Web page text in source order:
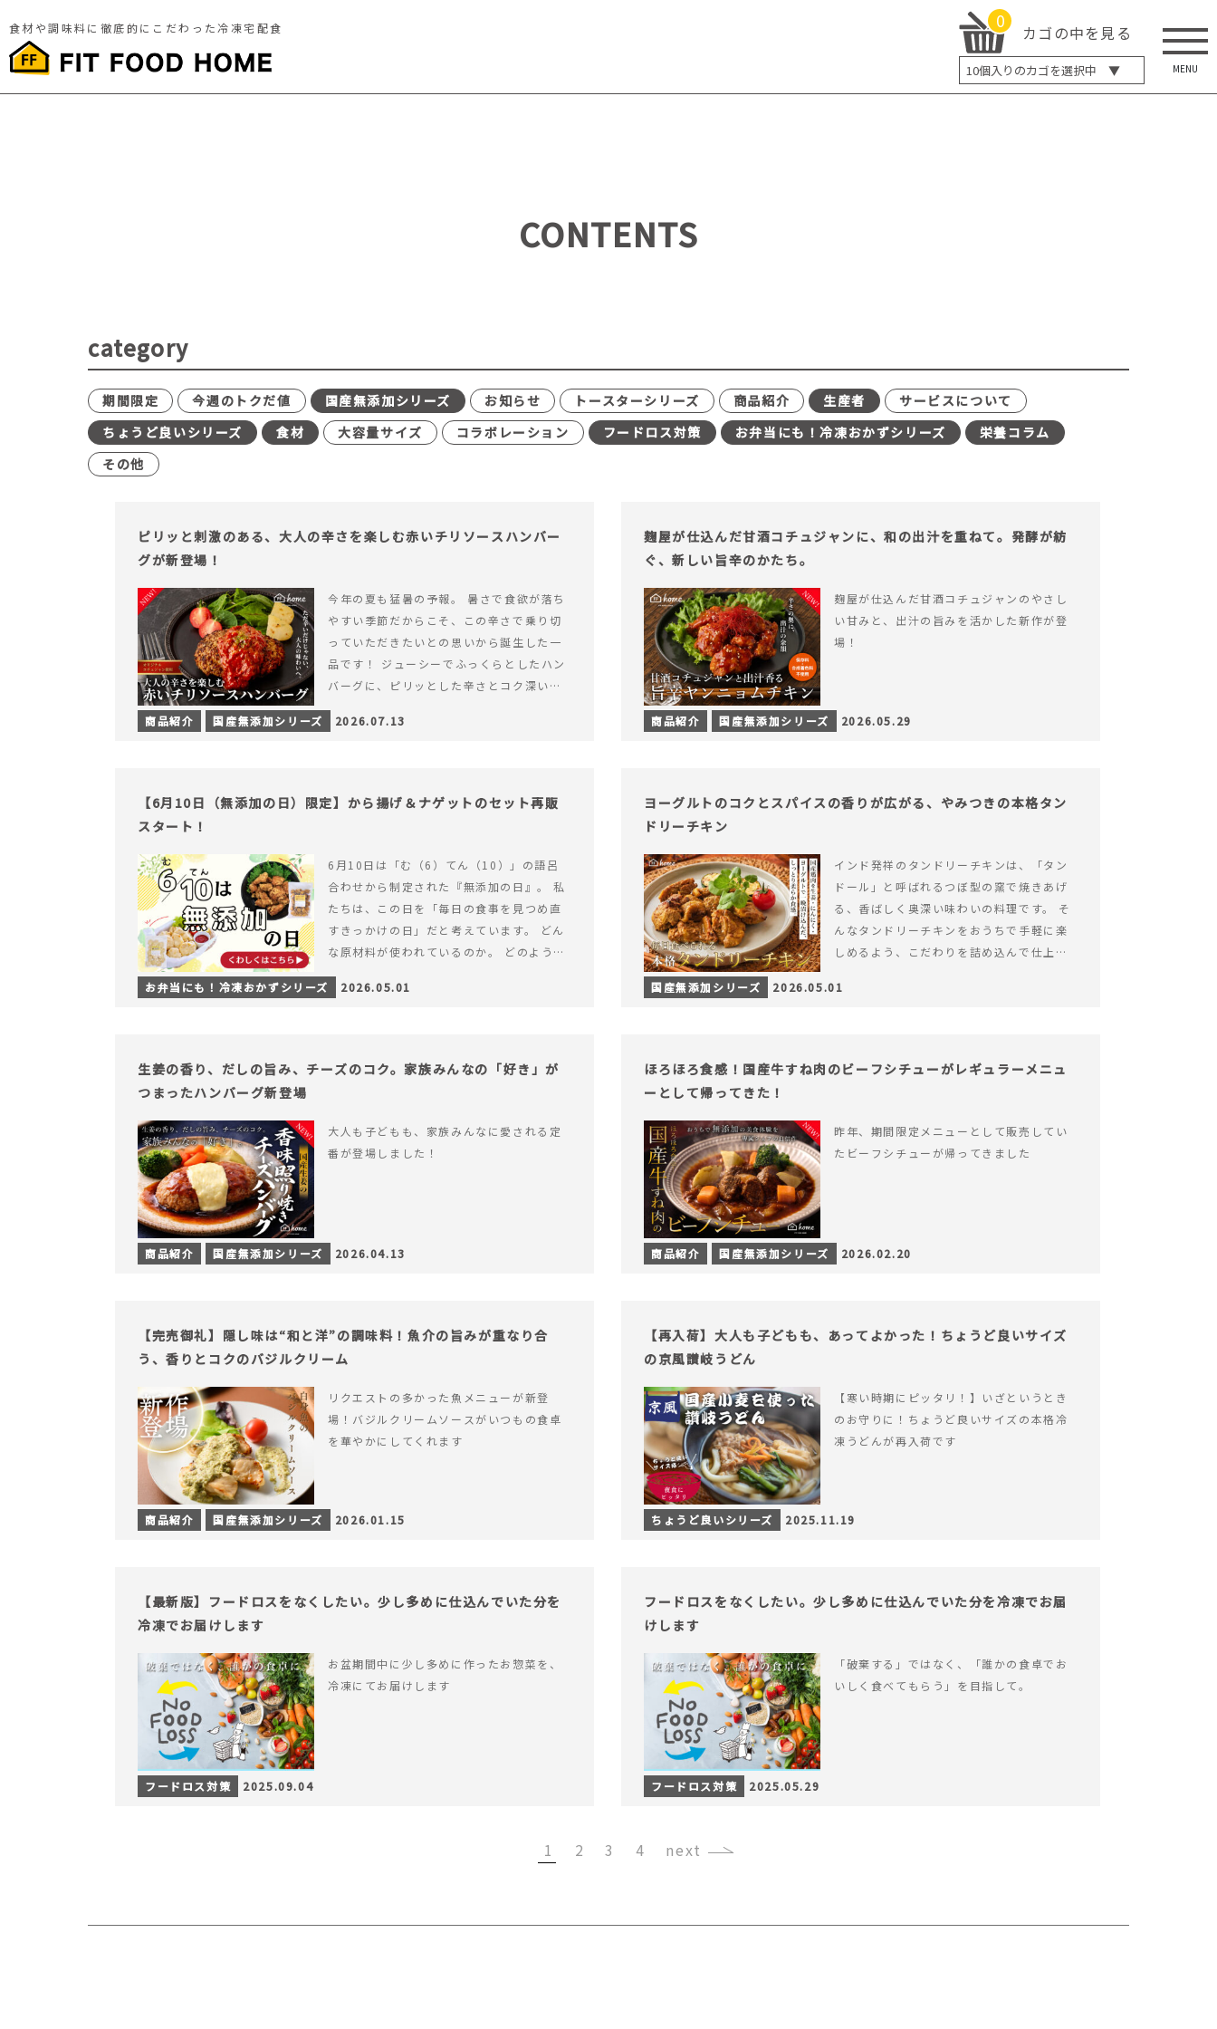
食材や調味料に徹底的にこだわった冷凍宅配食 0
カゴの中を見る
10個入りのカゴを選択中 ▼
5個入り
MENU
CONTENTS
category
期間限定 今週のトクだ値 国産無添加シリーズ お知らせ トースターシリーズ 商品紹介 生産者
サービスについて
ちょうど良いシリーズ
食材 大容量サイズ コラボレーション フードロス対策 お弁当にも！冷凍おかずシリーズ
栄養コラム
その他
ピリッと刺激のある、大人の辛さを楽しむ赤いチリソースハンバー
グが新登場！
今年の夏も猛暑の予報。 暑さで食欲が落ち
やすい季節だからこそ、この辛さで乗り切
っていただきたいとの思いから誕生した一
品です！ ジューシーでふっくらとしたハン
バーグに、ピリッとした辛さとコク深い旨
みが楽しめる特製チリソース&hellip; 続き
を読む ピリッと刺激のある、大人の辛さを
商品紹介 国産無添加シリーズ 2026.07.13
麹屋が仕込んだ甘酒コチュジャンに、和の出汁を重ねて。発酵が紡
ぐ、新しい旨辛のかたち。
麹屋が仕込んだ甘酒コチュジャンのやさし
い甘みと、出汁の旨みを活かした新作が登
場！
商品紹介 国産無添加シリーズ 2026.05.29
【6月10日（無添加の日）限定】から揚げ＆ナゲットのセット再販
スタート！
6月10日は「む（6）てん（10）」の語呂
合わせから制定された『無添加の日』。 私
たちは、この日を「毎日の食事を見つめ直
すきっかけの日」だと考えています。 どん
な原材料が使われているのか。 どのように
つくられているのか。&hellip; 続きを読む
【6月10日（無添加の日）限定】から揚げ
お弁当にも！冷凍おかずシリーズ 2026.05.01
ヨーグルトのコクとスパイスの香りが広がる、やみつきの本格タン
ドリーチキン
インド発祥のタンドリーチキンは、「タン
ドール」と呼ばれるつぼ型の窯で焼きあげ
る、香ばしく奥深い味わいの料理です。 そ
んなタンドリーチキンをおうちで手軽に楽
しめるよう、こだわりを詰め込んで仕上げ
を読む ヨーグルトのコクとスパイスの香り
国産無添加シリーズ 2026.05.01
生姜の香り、だしの旨み、チーズのコク。家族みんなの「好き」が
つまったハンバーグ新登場
大人も子どもも、家族みんなに愛される定
番が登場しました！
商品紹介 国産無添加シリーズ 2026.04.13
ほろほろ食感！国産牛すね肉のビーフシチューがレギュラーメニュ
ーとして帰ってきた！
昨年、期間限定メニューとして販売してい
たビーフシチューが帰ってきました
商品紹介 国産無添加シリーズ 2026.02.20
【完売御礼】隠し味は“和と洋”の調味料！魚介の旨みが重なり合
う、香りとコクのバジルクリーム
リクエストの多かった魚メニューが新登
場！バジルクリームソースがいつもの食卓
を華やかにしてくれます
商品紹介 国産無添加シリーズ 2026.01.15
【再入荷】大人も子どもも、あってよかった！ちょうど良いサイズ
の京風讃岐うどん
【寒い時期にピッタリ！】いざというとき
のお守りに！ちょうど良いサイズの本格冷
凍うどんが再入荷です
ちょうど良いシリーズ 2025.11.19
【最新版】フードロスをなくしたい。少し多めに仕込んでいた分を
冷凍でお届けします
お盆期間中に少し多めに作ったお惣菜を、
冷凍にてお届けします
フードロス対策 2025.09.04
フードロスをなくしたい。少し多めに仕込んでいた分を冷凍でお届
けします
「破棄する」ではなく、「誰かの食卓でお
いしく食べてもらう」を目指して。
フードロス対策 2025.05.29
1 2 3 4 ›